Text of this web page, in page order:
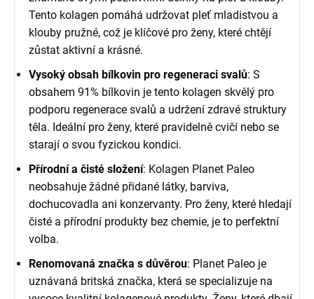
Tento kolagen pomáhá udržovat pleť mladistvou a
klouby pružné, což je klíčové pro ženy, které chtějí
zůstat aktivní a krásné.
Vysoký obsah bílkovin pro regeneraci svalů: S
obsahem 91% bílkovin je tento kolagen skvělý pro
podporu regenerace svalů a udržení zdravé struktury
těla. Ideální pro ženy, které pravidelně cvičí nebo se
starají o svou fyzickou kondici.
Přírodní a čisté složení: Kolagen Planet Paleo
neobsahuje žádné přidané látky, barviva,
dochucovadla ani konzervanty. Pro ženy, které hledají
čisté a přírodní produkty bez chemie, je to perfektní
volba.
Renomovaná značka s důvěrou: Planet Paleo je
uznávaná britská značka, která se specializuje na